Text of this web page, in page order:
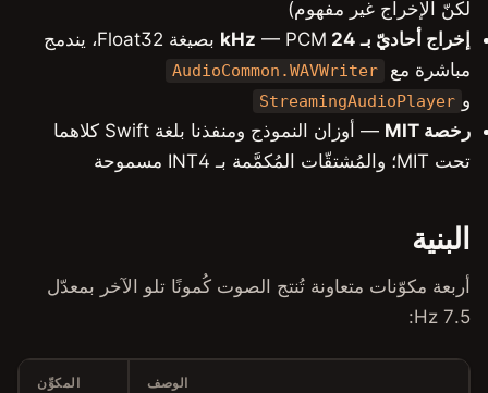
Cohere Transcribe 2B
المحاذاة الإجبارية
Nemotron Streaming
CosyVoice3
— PCM بصيغة Float32، يندمج
— أوزان النموذج ومنفذنا بلغة Swift كلاهما
الصوت كُمونًا تلو الآخر بمعدّل